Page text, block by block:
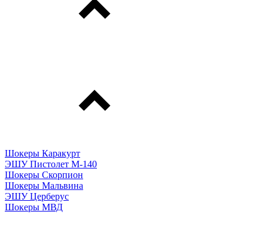
Шокеры Каракурт
ЭШУ Пистолет М-140
Шокеры Скорпион
Шокеры Мальвина
ЭШУ Церберус
Шокеры МВД